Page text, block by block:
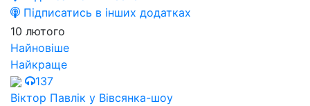
Підписатись в інших додатках
10 лютого
Найновіше
Найкраще
137
Віктор Павлік у Вівсянка-шоу